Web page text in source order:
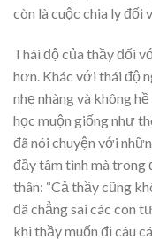
còn là cuộc chia ly đối
Thái độ của thầy đối
hơn. Khác với thái độ
nhẹ nhàng và không
học muộn giống như
đã nói chuyện với
đầy tâm tình mà trong
thân: “Cả thầy cũng
đã chẳng sai các con
khi thầy muốn đi câu